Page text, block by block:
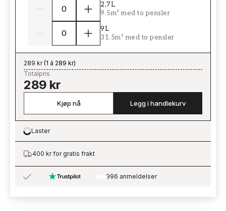
2,7L
9.5m² med to pensler
9L
31.5m² med to pensler
289 kr(1 á 289 kr)
Totalpris
289 kr
Kjøp nå Legg i handlekurv
Loading…
Laster
400 kr for gratis frakt
996 anmeldelser